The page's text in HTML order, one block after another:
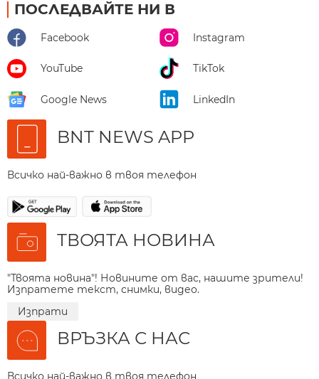
ПОСЛЕДВАЙТЕ НИ В
Facebook Instagram
YouTube TikTok
Google News LinkedIn
BNT NEWS APP
Всичко най-важно в твоя телефон
ТВОЯТА НОВИНА
"Твоята новина"! Новините от вас, нашите зрители!
Изпратете текст, снимки, видео.
Изпрати
ВРЪЗКА С НАС
Всичко най-важно в твоя телефон